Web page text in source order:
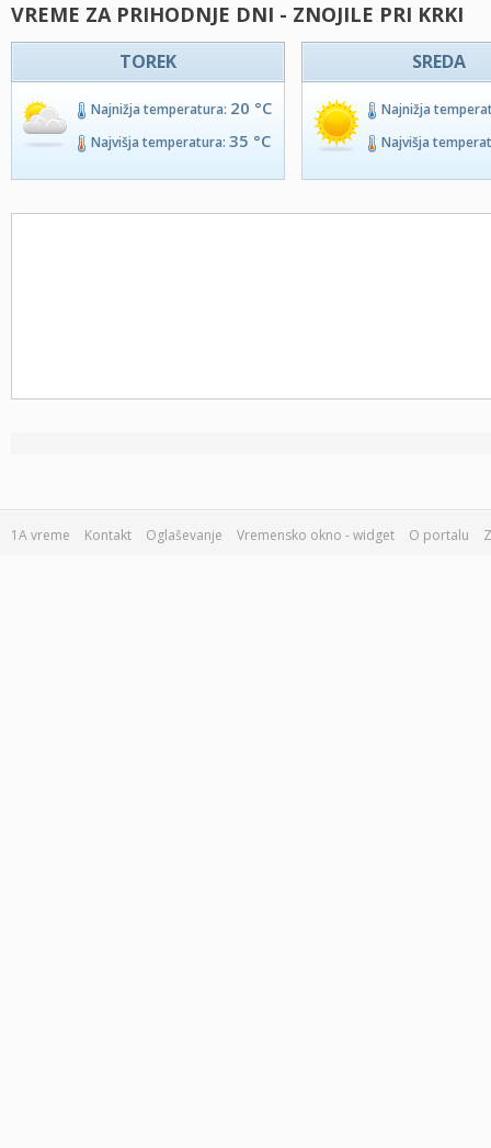
VREME ZA PRIHODNJE DNI - ZNOJILE PRI KRKI
TOREK
Najnižja temperatura: 20 °C
Najvišja temperatura: 35 °C
SREDA
Najnižja
Najvišja
1A vreme Kontakt Oglaševanje Vremensko okno - widget O portalu